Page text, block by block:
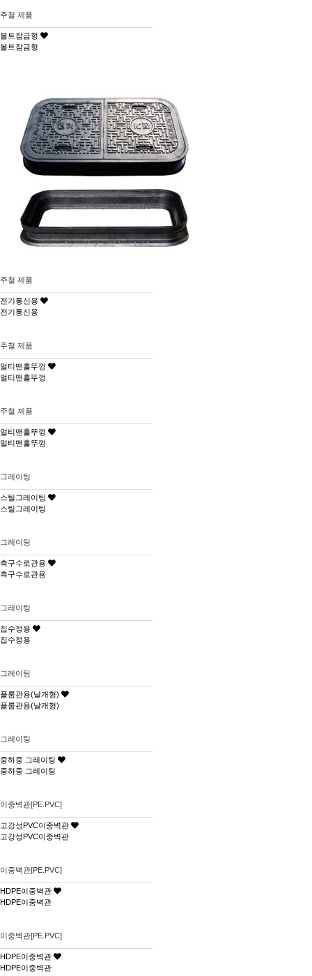
주철 제품
볼트잠금형
볼트잠금형
주철 제품
전기통신용
전기통신용
주철 제품
멀티맨홀뚜껑
멀티맨홀뚜껑
주철 제품
멀티맨홀뚜껑
멀티맨홀뚜껑
그레이팅
스틸그레이팅
스틸그레이팅
그레이팅
측구수로관용
측구수로관용
그레이팅
집수정용
집수정용
그레이팅
플룸관용(날개형)
플룸관용(날개형)
그레이팅
중하중 그레이팅
중하중 그레이팅
이중벽관[PE.PVC]
고강성PVC이중벽관
고강성PVC이중벽관
이중벽관[PE.PVC]
HDPE이중벽관
HDPE이중벽관
이중벽관[PE.PVC]
HDPE이중벽관
HDPE이중벽관